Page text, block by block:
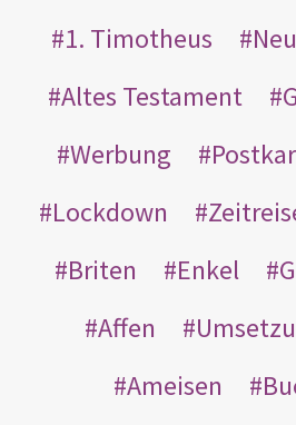
1. Timotheus
Altes Testament
Werbung
Lockdown
Briten
Enkel
Affen
Ameisen